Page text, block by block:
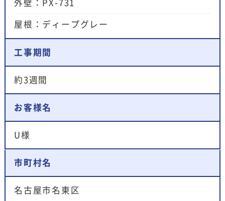
外壁：PX-731
屋根：ディープグレー
工事期間
約3週間
お客様名
U様
市町村名
名古屋市名東区